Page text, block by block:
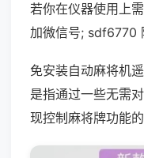
若你在仪器使用上
加微信号; sdf6770
免安装自动麻将机
是指通过一些无需
现控制麻将牌功能的